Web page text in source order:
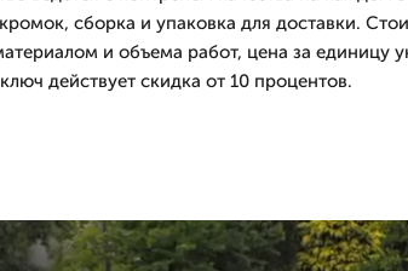
сборка и упаковка для доставки.
и объема работ, цена за единицу
действует скидка от 10 процентов.